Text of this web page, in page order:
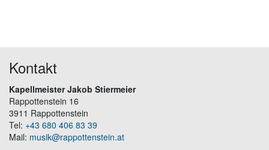
Kontakt
Kapellmeister Jakob Stiermeier
Rappottenstein 16
3911 Rappottenstein
Tel: +43 680 406 83 39
Mail: musik@rappottenstein.at